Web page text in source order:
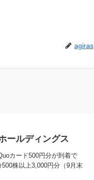
agiras
ールディングス
カード500円分が到着で
株以上3,000円分（9月末